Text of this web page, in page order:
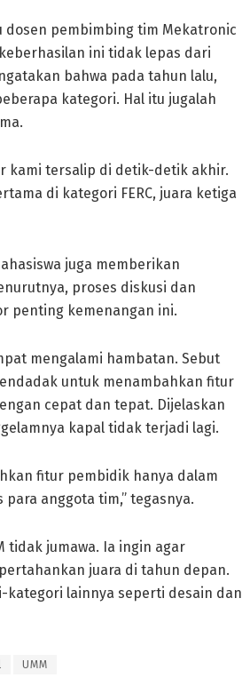
dosen pembimbing tim Mekatronic
ini tidak lepas dari
bahwa pada tahun lalu,
kategori. Hal itu jugalah
kami tersalip di detik-detik akhir.
di kategori FERC, juara ketiga
juga memberikan
proses diskusi dan
penting kemenangan ini.
mengalami hambatan. Sebut
untuk menambahkan fitur
cepat dan tepat. Dijelaskan
kapal tidak terjadi lagi.
fitur pembidik hanya dalam
anggota tim,” tegasnya.
tidak jumawa. Ia ingin agar
juara di tahun depan.
kategori lainnya seperti desain dan
UMM